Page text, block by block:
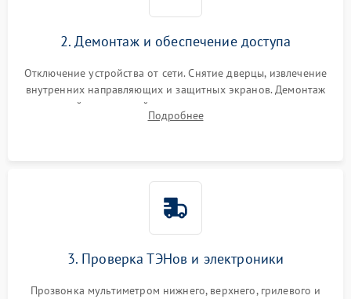
2. Демонтаж и обеспечение доступа
Отключение устройства от сети. Снятие дверцы, извлечение
внутренних направляющих и защитных экранов. Демонтаж
задней или верхней панели для прямого доступа к
нагревательным элементам, плате и вентиляторам.
Подробнее
3. Проверка ТЭНов и электроники
Прозвонка мультиметром нижнего, верхнего, грилевого и